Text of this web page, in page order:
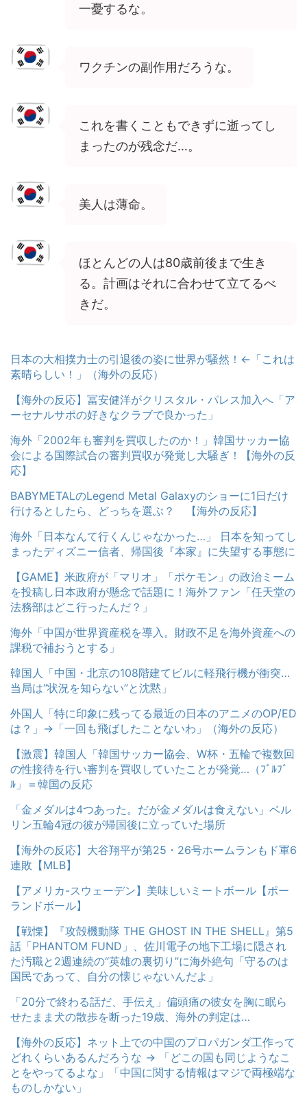
一憂するな。
ワクチンの副作用だろうな。
これを書くこともできずに逝ってし
まったのが残念だ…。
美人は薄命。
ほとんどの人は80歳前後まで生き
る。計画はそれに合わせて立てるべ
きだ。
日本の大相撲力士の引退後の姿に世界が騒然！←「これは
素晴らしい！」（海外の反応）
【海外の反応】冨安健洋がクリスタル・パレス加入へ「ア
ーセナルサポの好きなクラブで良かった」
海外「2002年も審判を買収したのか！」韓国サッカー協
会による国際試合の審判買収が発覚し大騒ぎ！【海外の反
応】
BABYMETALのLegend Metal Galaxyのショーに1日だけ
行けるとしたら、どっちを選ぶ？ 【海外の反応】
海外「日本なんて行くんじゃなかった…」 日本を知ってし
まったディズニー信者、帰国後『本家』に失望する事態に
【GAME】米政府が「マリオ」「ポケモン」の政治ミーム
を投稿し日本政府が懸念で話題に！海外ファン「任天堂の
法務部はどこ行ったんだ？」
海外「中国が世界資産税を導入。財政不足を海外資産への
課税で補おうとする」
韓国人「中国・北京の108階建てビルに軽飛行機が衝突…
当局は“状況を知らない”と沈黙」
外国人「特に印象に残ってる最近の日本のアニメのOP/ED
は？」→「一回も飛ばしたことないわ」（海外の反応）
【激震】韓国人「韓国サッカー協会、W杯・五輪で複数回
の性接待を行い審判を買収していたことが発覚…（ﾌﾞﾙﾌﾞ
ﾙ」＝韓国の反応
「金メダルは4つあった。だが金メダルは食えない」ベル
リン五輪4冠の彼が帰国後に立っていた場所
【海外の反応】大谷翔平が第25・26号ホームランもド軍6
連敗【MLB】
【アメリカ-スウェーデン】美味しいミートボール【ポー
ランドボール】
【戦慄】『攻殻機動隊 THE GHOST IN THE SHELL』第5
話「PHANTOM FUND」、佐川電子の地下工場に隠され
た汚職と2週連続の“英雄の裏切り”に海外絶句「守るのは
国民であって、自分の懐じゃないんだよ」
「20分で終わる話だ、手伝え」偏頭痛の彼女を胸に眠ら
せたまま犬の散歩を断った19歳、海外の判定は…
【海外の反応】ネット上での中国のプロパガンダ工作って
どれくらいあるんだろうな → 「どこの国も同じようなこ
とをやってるよな」「中国に関する情報はマジで両極端な
ものしかない」